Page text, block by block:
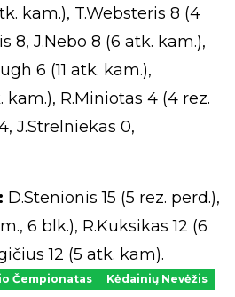
kam.), T.Websteris 8 (4
8, J.Nebo 8 (6 atk. kam.),
6 (11 atk. kam.),
kam.), R.Miniotas 4 (4 rez.
J.Strelniekas 0,
D.Stenionis 15 (5 rez. perd.),
6 blk.), R.Kuksikas 12 (6
12 (5 atk. kam).
Čempionatas
Kėdainių Nevėžis